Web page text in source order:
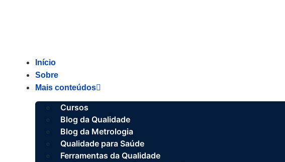
Início
Sobre
Mais conteúdos
Cursos
Blog da Qualidade
Blog da Metrologia
Qualidade para Saúde
Ferramentas da Qualidade